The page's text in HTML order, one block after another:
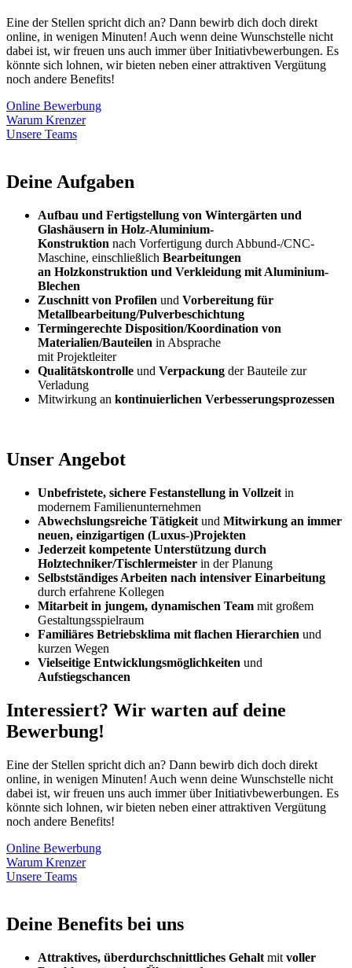
Eine der Stellen spricht dich an? Dann bewirb dich doch direkt
online, in wenigen Minuten! Auch wenn deine Wunschstelle nicht
dabei ist, wir freuen uns auch immer über Initiativbewerbungen. Es
könnte sich lohnen, wir bieten neben einer attraktiven Vergütung
noch andere Benefits!
Online Bewerbung
Warum Krenzer
Unsere Teams
Deine Aufgaben
Aufbau und Fertigstellung von Wintergärten und
Glashäusern in Holz-Aluminium-
Konstruktion nach Vorfertigung durch Abbund-/CNC-
Maschine, einschließlich Bearbeitungen
an Holzkonstruktion und Verkleidung mit Aluminium-
Blechen
Zuschnitt von Profilen und Vorbereitung für
Metallbearbeitung/Pulverbeschichtung
Termingerechte Disposition/Koordination von
Materialien/Bauteilen in Absprache
mit Projektleiter
Qualitätskontrolle und Verpackung der Bauteile zur
Verladung
Mitwirkung an kontinuierlichen Verbesserungsprozessen
Unser Angebot
Unbefristete, sichere Festanstellung in Vollzeit in
modernem Familienunternehmen
Abwechslungsreiche Tätigkeit und Mitwirkung an immer
neuen, einzigartigen (Luxus-)Projekten
Jederzeit kompetente Unterstützung durch
Holztechniker/Tischlermeister in der Planung
Selbstständiges Arbeiten nach intensiver Einarbeitung
durch erfahrene Kollegen
Mitarbeit in jungem, dynamischen Team mit großem
Gestaltungsspielraum
Familiäres Betriebsklima mit flachen Hierarchien und
kurzen Wegen
Vielseitige Entwicklungsmöglichkeiten und
Aufstiegschancen
Interessiert? Wir warten auf deine
Bewerbung!
Eine der Stellen spricht dich an? Dann bewirb dich doch direkt
online, in wenigen Minuten! Auch wenn deine Wunschstelle nicht
dabei ist, wir freuen uns auch immer über Initiativbewerbungen. Es
könnte sich lohnen, wir bieten neben einer attraktiven Vergütung
noch andere Benefits!
Online Bewerbung
Warum Krenzer
Unsere Teams
Deine Benefits bei uns
Attraktives, überdurchschnittliches Gehalt mit voller